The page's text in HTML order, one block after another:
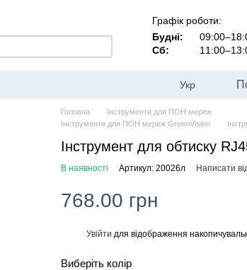
Графік роботи:
Будні:
Сб:
Укр
Головна
Інструменти для ПОН мереж
Інструменти для ПОН мереж GreenVision
Інструмент для обтиску
В наявності Артикул: 20026л Написати
768.00 грн
Увійти для відображення
Виберіть колір